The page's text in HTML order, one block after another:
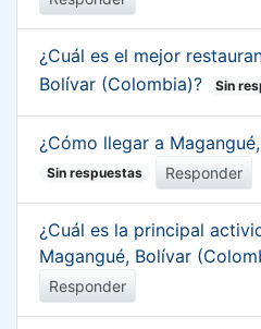
¿Cuál es el mejor
Bolívar (Colombia)?
Sin
¿Cómo llegar a
Sin respuestas Responder
¿Cuál es la principal
Magangué, Bolívar
Responder